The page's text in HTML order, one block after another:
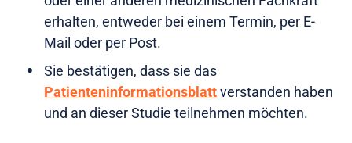
erhalten, entweder bei einem Termin, per E-
Mail oder per Post.
Sie bestätigen, dass sie das
Patienteninformationsblattverstanden haben
und an dieser Studie teilnehmen möchten.